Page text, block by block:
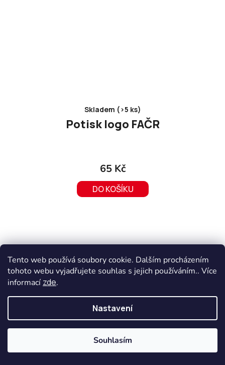
Tento web používá soubory cookie. Dalším procházením
tohoto webu vyjadřujete souhlas s jejich používáním.. Více
informací zde.
Nastavení
Souhlasím
Skladem (>5 ks)
Potisk logo FAČR
65 Kč
DO KOŠÍKU